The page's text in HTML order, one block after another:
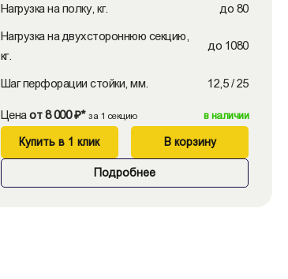
Нагрузка на полку, кг. до 80
Нагрузка на двухстороннюю секцию,
кг.
до 1080
Шаг перфорации стойки, мм. 12,5 / 25
Ценаот 8 000 ₽* за 1 секцию в наличии
Купить в 1 клик В корзину
Подробнее